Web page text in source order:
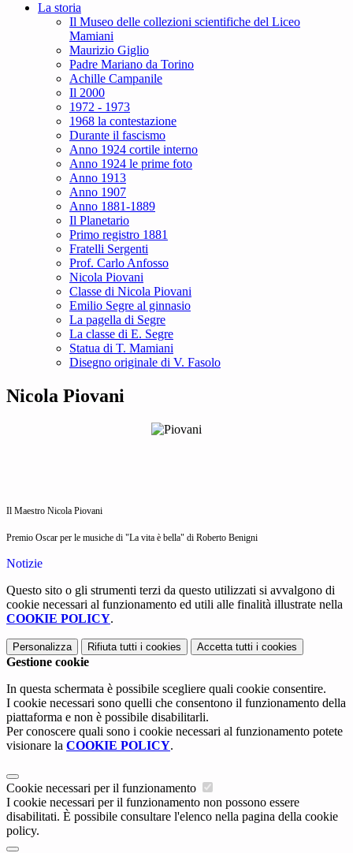
La storia
Il Museo delle collezioni scientifiche del Liceo
Mamiani
Maurizio Giglio
Padre Mariano da Torino
Achille Campanile
Il 2000
1972 - 1973
1968 la contestazione
Durante il fascismo
Anno 1924 cortile interno
Anno 1924 le prime foto
Anno 1913
Anno 1907
Anno 1881-1889
Il Planetario
Primo registro 1881
Fratelli Sergenti
Prof. Carlo Anfosso
Nicola Piovani
Classe di Nicola Piovani
Emilio Segre al ginnasio
La pagella di Segre
La classe di E. Segre
Statua di T. Mamiani
Disegno originale di V. Fasolo
Nicola Piovani
Il Maestro Nicola Piovani
Premio Oscar per le musiche di "La vita è bella" di Roberto Benigni
Notizie
Questo sito o gli strumenti terzi da questo utilizzati si avvalgono di
cookie necessari al funzionamento ed utili alle finalità illustrate nella
COOKIE POLICY.
Personalizza Rifiuta tutti i cookies Accetta tutti i cookies
Gestione cookie
In questa schermata è possibile scegliere quali cookie consentire.
I cookie necessari sono quelli che consentono il funzionamento della
piattaforma e non è possibile disabilitarli.
Per conoscere quali sono i cookie necessari al funzionamento potete
visionare la COOKIE POLICY.
Cookie necessari per il funzionamento
I cookie necessari per il funzionamento non possono essere
disabilitati. È possibile consultare l'elenco nella pagina della cookie
policy.